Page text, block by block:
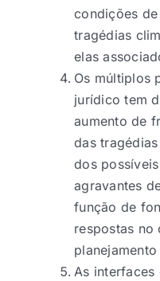
condições
tragédias
elas
Os múltiplos
jurídico tem
aumento de
das
dos
agravantes
função de
respostas no
As interfaces